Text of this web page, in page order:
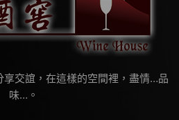
交誼，在這樣的空間裡，盡情…品
味…。